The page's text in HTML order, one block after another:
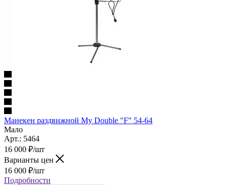
Манекен раздвижной My Double "F" 54-64
Мало
Арт.: 5464
16 000 ₽/шт
Варианты цен
16 000 ₽/шт
Подробности